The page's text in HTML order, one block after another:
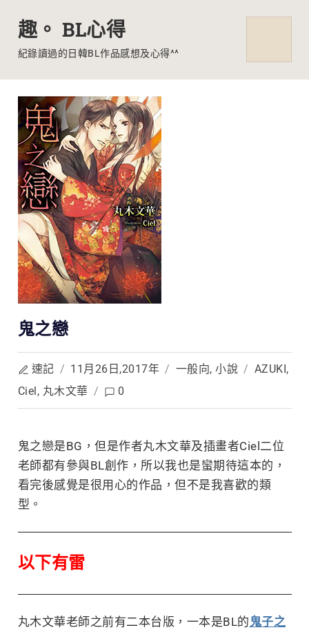
content
趣。 BL心得
紀錄讀過的日韓BL作品感想及心得^^
鬼之戀
速記 / 11月26日,2017年 / 一般向, 小說 / AZUKI,
Ciel, 丸木文華 / 0
鬼之戀是BG，但是作者丸木文華及插畫者Ciel二位
老師都有參與BL創作，所以我也是蠻期待這本的，
看完後感覺是很用心的作品，但不是我喜歡的類
型。
以下有雷
丸木文華老師之前有二本台版，一本是BL的鬼子之